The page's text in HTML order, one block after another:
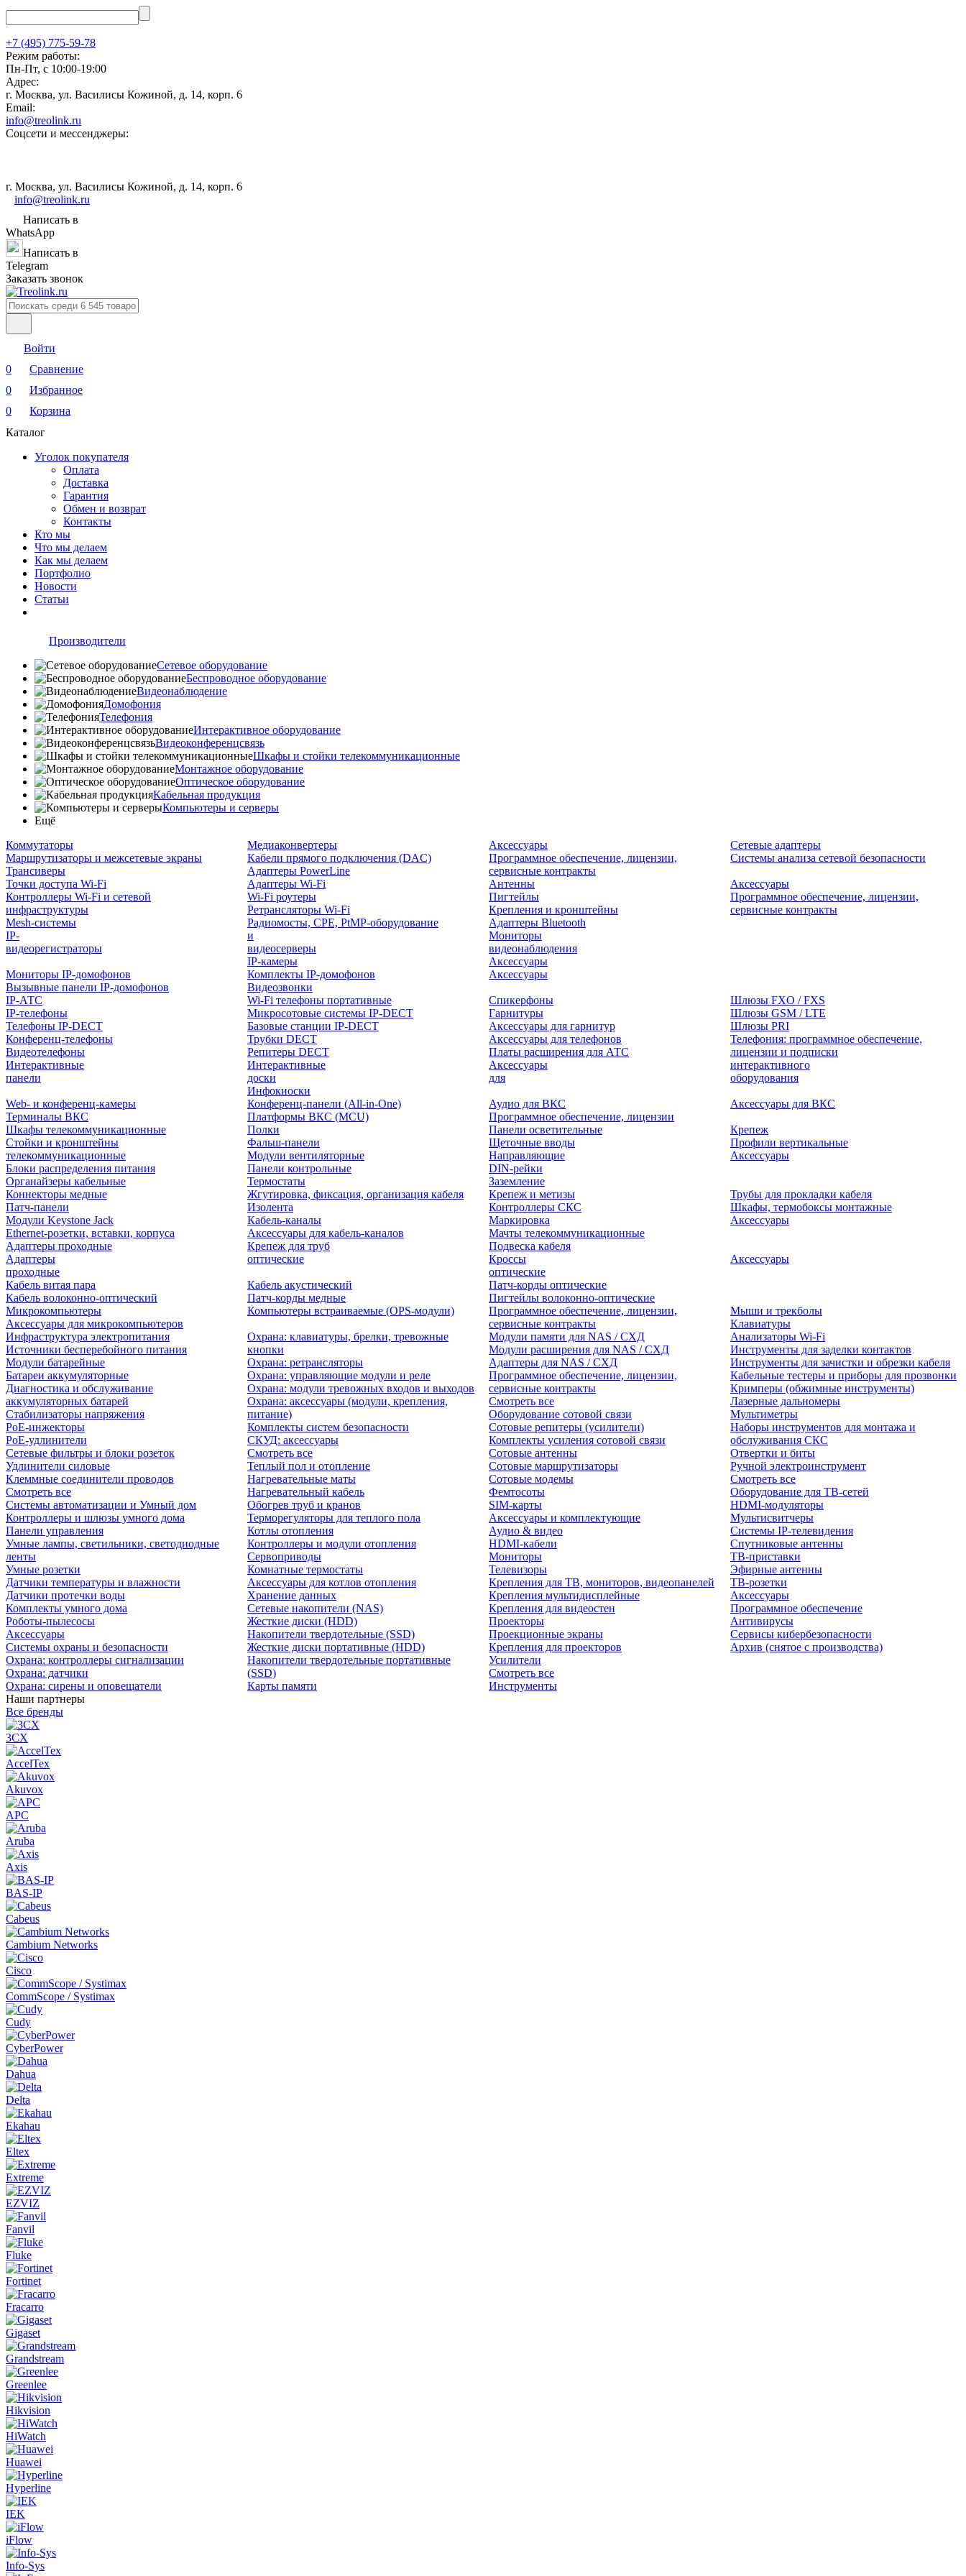
+7 (495) 775-59-78
Режим работы:
Пн-Пт, с 10:00-19:00
Адрес:
г. Москва, ул. Василисы Кожиной, д. 14, корп. 6
Email:
info@treolink.ru
Соцсети и мессенджеры:
г. Москва, ул. Василисы Кожиной, д. 14, корп. 6
info@treolink.ru
Написать в
WhatsApp
Написать в
Telegram
Заказать звонок
Войти
0
Сравнение
0
Избранное
0
Корзина
Каталог
Уголок покупателя
Оплата
Доставка
Гарантия
Обмен и возврат
Контакты
Кто мы
Что мы делаем
Как мы делаем
Портфолио
Новости
Статьи
Производители
Сетевое оборудование
Беспроводное оборудование
Видеонаблюдение
Домофония
Телефония
Интерактивное оборудование
Видеоконференцсвязь
Шкафы и стойки телекоммуникационные
Монтажное оборудование
Оптическое оборудование
Кабельная продукция
Компьютеры и серверы
Ещё
Коммутаторы
Маршрутизаторы и межсетевые экраны
Трансиверы
Медиаконвертеры
Кабели прямого подключения (DAC)
Адаптеры PowerLine
Аксессуары
Программное обеспечение, лицензии,
сервисные контракты
Сетевые адаптеры
Системы анализа сетевой безопасности
Точки доступа Wi-Fi
Контроллеры Wi-Fi и сетевой
инфраструктуры
Mesh-системы
Адаптеры Wi-Fi
Wi-Fi роутеры
Ретрансляторы Wi-Fi
Радиомосты, CPE, PtMP-оборудование
Антенны
Пигтейлы
Крепления и кронштейны
Адаптеры Bluetooth
Аксессуары
Программное обеспечение, лицензии,
сервисные контракты
IP-
видеорегистраторы
и
видеосерверы
IP-камеры
Мониторы
видеонаблюдения
Аксессуары
Мониторы IP-домофонов
Вызывные панели IP-домофонов
Комплекты IP-домофонов
Видеозвонки
Аксессуары
IP-АТС
IP-телефоны
Телефоны IP-DECT
Конференц-телефоны
Видеотелефоны
Wi-Fi телефоны портативные
Микросотовые системы IP-DECT
Базовые станции IP-DECT
Трубки DECT
Репитеры DECT
Спикерфоны
Гарнитуры
Аксессуары для гарнитур
Аксессуары для телефонов
Платы расширения для АТС
Шлюзы FXO / FXS
Шлюзы GSM / LTE
Шлюзы PRI
Телефония: программное обеспечение,
лицензии и подписки
Интерактивные
панели
Интерактивные
доски
Инфокиоски
Аксессуары
для
интерактивного
оборудования
Web- и конференц-камеры
Терминалы ВКС
Конференц-панели (All-in-One)
Платформы ВКС (MCU)
Аудио для ВКС
Программное обеспечение, лицензии
Аксессуары для ВКС
Шкафы телекоммуникационные
Стойки и кронштейны
телекоммуникационные
Блоки распределения питания
Органайзеры кабельные
Полки
Фальш-панели
Модули вентиляторные
Панели контрольные
Термостаты
Панели осветительные
Щеточные вводы
Направляющие
DIN-рейки
Заземление
Крепеж
Профили вертикальные
Аксессуары
Коннекторы медные
Патч-панели
Модули Keystone Jack
Ethernet-розетки, вставки, корпуса
Адаптеры проходные
Жгутировка, фиксация, организация кабеля
Изолента
Кабель-каналы
Аксессуары для кабель-каналов
Крепеж для труб
Крепеж и метизы
Контроллеры СКС
Маркировка
Мачты телекоммуникационные
Подвеска кабеля
Трубы для прокладки кабеля
Шкафы, термобоксы монтажные
Аксессуары
Адаптеры
проходные
оптические
Кроссы
оптические
Аксессуары
Кабель витая пара
Кабель волоконно-оптический
Кабель акустический
Патч-корды медные
Патч-корды оптические
Пигтейлы волоконно-оптические
Микрокомпьютеры
Аксессуары для микрокомпьютеров
Компьютеры встраиваемые (OPS-модули)
Программное обеспечение, лицензии,
сервисные контракты
Мыши и трекболы
Клавиатуры
Инфраструктура электропитания
Источники бесперебойного питания
Модули батарейные
Батареи аккумуляторные
Диагностика и обслуживание
аккумуляторных батарей
Стабилизаторы напряжения
PoE-инжекторы
PoE-удлинители
Сетевые фильтры и блоки розеток
Удлинители силовые
Клеммные соединители проводов
Смотреть все
Системы автоматизации и Умный дом
Контроллеры и шлюзы умного дома
Панели управления
Умные лампы, светильники, светодиодные
ленты
Умные розетки
Датчики температуры и влажности
Датчики протечки воды
Комплекты умного дома
Роботы-пылесосы
Аксессуары
Системы охраны и безопасности
Охрана: контроллеры сигнализации
Охрана: датчики
Охрана: сирены и оповещатели
Охрана: клавиатуры, брелки, тревожные
кнопки
Охрана: ретрансляторы
Охрана: управляющие модули и реле
Охрана: модули тревожных входов и выходов
Охрана: аксессуары (модули, крепления,
питание)
Комплекты систем безопасности
СКУД: аксессуары
Смотреть все
Теплый пол и отопление
Нагревательные маты
Нагревательный кабель
Обогрев труб и кранов
Терморегуляторы для теплого пола
Котлы отопления
Контроллеры и модули отопления
Сервоприводы
Комнатные термостаты
Аксессуары для котлов отопления
Хранение данных
Сетевые накопители (NAS)
Жесткие диски (HDD)
Накопители твердотельные (SSD)
Жесткие диски портативные (HDD)
Накопители твердотельные портативные
(SSD)
Карты памяти
Модули памяти для NAS / СХД
Модули расширения для NAS / СХД
Адаптеры для NAS / СХД
Программное обеспечение, лицензии,
сервисные контракты
Смотреть все
Оборудование сотовой связи
Сотовые репитеры (усилители)
Комплекты усиления сотовой связи
Сотовые антенны
Сотовые маршрутизаторы
Сотовые модемы
Фемтосоты
SIM-карты
Аксессуары и комплектующие
Аудио & видео
HDMI-кабели
Мониторы
Телевизоры
Крепления для ТВ, мониторов, видеопанелей
Крепления мультидисплейные
Крепления для видеостен
Проекторы
Проекционные экраны
Крепления для проекторов
Усилители
Смотреть все
Инструменты
Анализаторы Wi-Fi
Инструменты для заделки контактов
Инструменты для зачистки и обрезки кабеля
Кабельные тестеры и приборы для прозвонки
Кримперы (обжимные инструменты)
Лазерные дальномеры
Мультиметры
Наборы инструментов для монтажа и
обслуживания СКС
Отвертки и биты
Ручной электроинструмент
Смотреть все
Оборудование для ТВ-сетей
HDMI-модуляторы
Мультисвитчеры
Системы IP-телевидения
Спутниковые антенны
ТВ-приставки
Эфирные антенны
ТВ-розетки
Аксессуары
Программное обеспечение
Антивирусы
Сервисы кибербезопасности
Архив (снятое с производства)
Наши партнеры
Все бренды
3CX
AccelTex
Akuvox
APC
Aruba
Axis
BAS-IP
Cabeus
Cambium Networks
Cisco
CommScope / Systimax
Cudy
CyberPower
Dahua
Delta
Ekahau
Eltex
Extreme
EZVIZ
Fanvil
Fluke
Fortinet
Fracarro
Gigaset
Grandstream
Greenlee
Hikvision
HiWatch
Huawei
Hyperline
IEK
iFlow
Info-Sys